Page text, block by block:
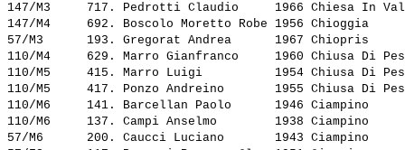
147/M3     717. Pedrotti Claudio
1966 Chiesa In
147/M4     692. Boscolo Moretto Robe 1956 Chioggia
57/M3      193. Gregorat Andrea
1967 Chiopris
110/M4     629. Marro Gianfranco
1960 Chiusa Di
110/M5     415. Marro Luigi
1954 Chiusa Di
110/M5     417. Ponzo Andreino
1955 Chiusa Di
110/M6     141. Barcellan Paolo
1946 Ciampino
110/M6     137. Campi Anselmo
1938 Ciampino
57/M6      200. Caucci Luciano
1943 Ciampino